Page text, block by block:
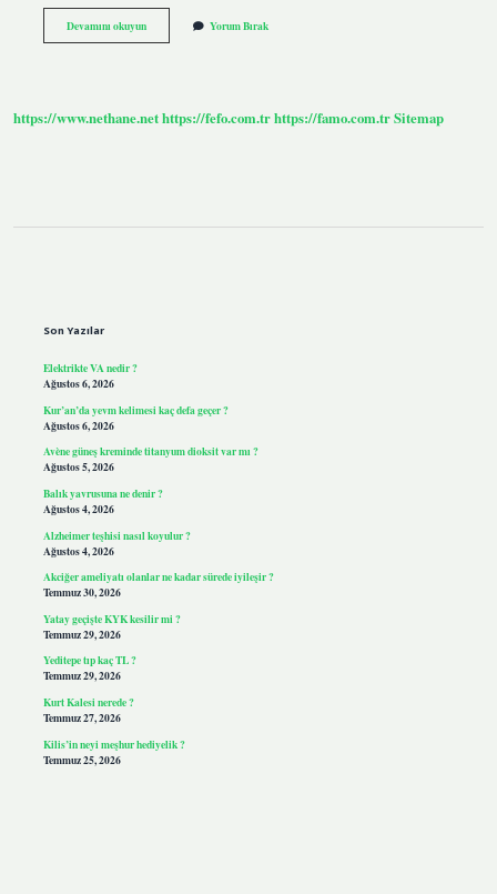
Devamını okuyun10000
Mah
Yorum Bırak
https://www.nethane.nethttps://fefo.com.trhttps://famo.com.trSitemap
Son Yazılar
Elektrikte VA nedir ?
Ağustos 6, 2026
Kur’an’da yevm kelimesi kaç defa geçer ?
Ağustos 6, 2026
Avène güneş kreminde titanyum dioksit var mı ?
Ağustos 5, 2026
Balık yavrusuna ne denir ?
Ağustos 4, 2026
Alzheimer teşhisi nasıl koyulur ?
Ağustos 4, 2026
Akciğer ameliyatı olanlar ne kadar sürede iyileşir ?
Temmuz 30, 2026
Yatay geçişte KYK kesilir mi ?
Temmuz 29, 2026
Yeditepe tıp kaç TL ?
Temmuz 29, 2026
Kurt Kalesi nerede ?
Temmuz 27, 2026
Kilis’in neyi meşhur hediyelik ?
Temmuz 25, 2026